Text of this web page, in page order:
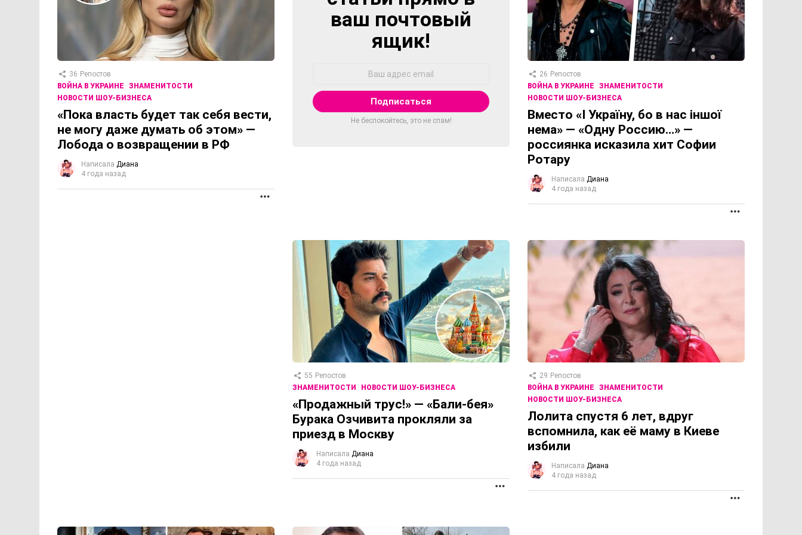
36 Репостов
ВОЙНА В УКРАИНЕ
ЗНАМЕНИТОСТИ
НОВОСТИ ШОУ-БИЗНЕСА
«Пока власть будет так себя вести,
не могу даже думать об этом» —
Лобода о возвращении в РФ
Написала Диана
4 года назад
ваш почтовый
ящик!
Не беспокойтесь, это не спам!
26 Репостов
ВОЙНА В УКРАИНЕ
ЗНАМЕНИТОСТИ
НОВОСТИ ШОУ-БИЗНЕСА
Вместо «І Україну, бо в нас іншої
нема» — «Одну Россию…» —
россиянка исказила хит Софии
Ротару
Написала Диана
4 года назад
55 Репостов
ЗНАМЕНИТОСТИ
НОВОСТИ ШОУ-БИЗНЕСА
«Продажный трус!» — «Бали-бея»
Бурака Озчивита прокляли за
приезд в Москву
Написала Диана
4 года назад
29 Репостов
ВОЙНА В УКРАИНЕ
ЗНАМЕНИТОСТИ
НОВОСТИ ШОУ-БИЗНЕСА
Лолита спустя 6 лет, вдруг
вспомнила, как её маму в Киеве
избили
Написала Диана
4 года назад